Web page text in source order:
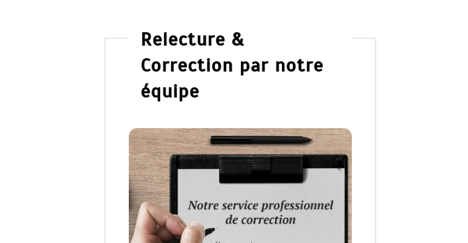
Relecture &
Correction par notre
équipe